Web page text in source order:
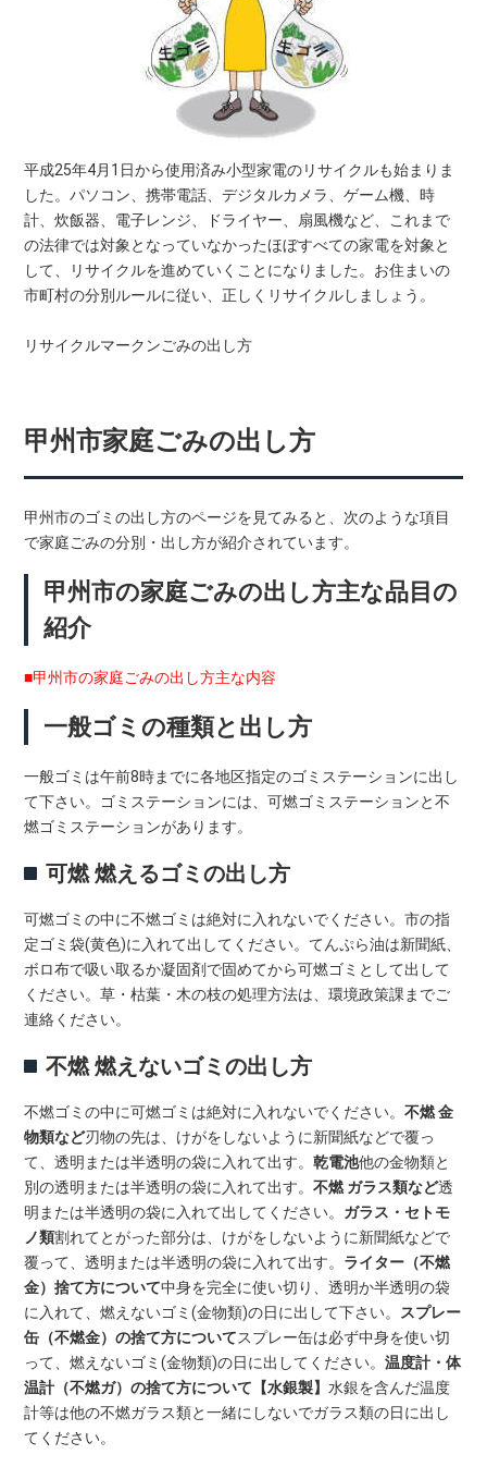
平成25年4月1日から使用済み小型家電のリサイクルも始まりま
した。パソコン、携帯電話、デジタルカメラ、ゲーム機、時
計、炊飯器、電子レンジ、ドライヤー、扇風機など、これまで
の法律では対象となっていなかったほぼすべての家電を対象と
して、リサイクルを進めていくことになりました。お住まいの
市町村の分別ルールに従い、正しくリサイクルしましょう。
リサイクルマークンごみの出し方
甲州市家庭ごみの出し方
甲州市のゴミの出し方のページを見てみると、次のような項目
で家庭ごみの分別・出し方が紹介されています。
甲州市の家庭ごみの出し方主な品目の
紹介
■甲州市の家庭ごみの出し方主な内容
一般ゴミの種類と出し方
一般ゴミは午前8時までに各地区指定のゴミステーションに出し
て下さい。ゴミステーションには、可燃ゴミステーションと不
燃ゴミステーションがあります。
可燃 燃えるゴミの出し方
可燃ゴミの中に不燃ゴミは絶対に入れないでください。市の指
定ゴミ袋(黄色)に入れて出してください。てんぷら油は新聞紙、
ボロ布で吸い取るか凝固剤で固めてから可燃ゴミとして出して
ください。草・枯葉・木の枝の処理方法は、環境政策課までご
連絡ください。
不燃 燃えないゴミの出し方
不燃ゴミの中に可燃ゴミは絶対に入れないでください。不燃 金
物類など刃物の先は、けがをしないように新聞紙などで覆っ
て、透明または半透明の袋に入れて出す。乾電池他の金物類と
別の透明または半透明の袋に入れて出す。不燃 ガラス類など透
明または半透明の袋に入れて出してください。 ガラス・セトモ
ノ類割れてとがった部分は、けがをしないように新聞紙などで
覆って、透明または半透明の袋に入れて出す。 ライター（不燃
金）捨て方について中身を完全に使い切り、透明か半透明の袋
に入れて、燃えないゴミ(金物類)の日に出して下さい。 スプレー
缶（不燃金）の捨て方についてスプレー缶は必ず中身を使い切
って、燃えないゴミ(金物類)の日に出してください。温度計・体
温計（不燃ガ）の捨て方について【水銀製】水銀を含んだ温度
計等は他の不燃ガラス類と一緒にしないでガラス類の日に出し
てください。